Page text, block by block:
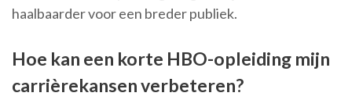
haalbaarder voor een breder publiek.
Hoe kan een korte HBO-opleiding mijn
carrièrekansen verbeteren?